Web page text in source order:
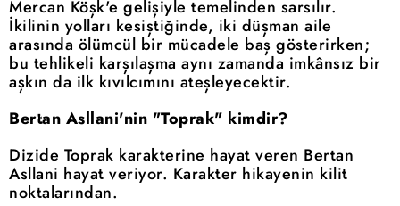
Mercan Köşk'e gelişiyle temelinden sarsılır.
İkilinin yolları kesiştiğinde, iki düşman aile
arasında ölümcül bir mücadele baş gösterirken;
bu tehlikeli karşılaşma aynı zamanda imkânsız bir
aşkın da ilk kıvılcımını ateşleyecektir.
Bertan Asllani'nin "Toprak" kimdir?
Dizide Toprak karakterine hayat veren Bertan
Asllani hayat veriyor. Karakter hikayenin kilit
noktalarından.